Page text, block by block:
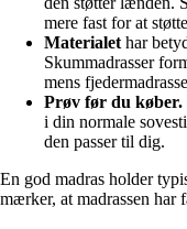
mere fast for at
Materialet har
Skummadrasser
mens
Prøv før du køber.
i din normale
den passer til dig.
En god madras holder
mærker, at madrassen har